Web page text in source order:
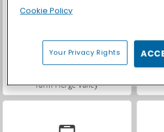
Farm Merge Valley
Cookie Policy
Your Privacy Rights